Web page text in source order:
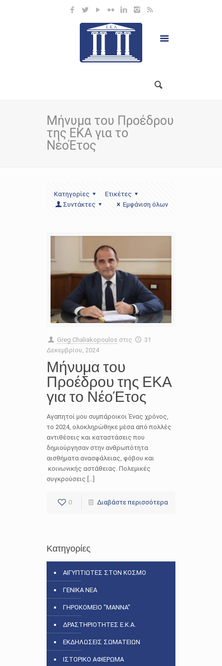
Μήνυμα του Προέδρου
της ΕΚΑ για το
ΝέοΈτος
Κατηγορίες
Ετικέτες
Συντάκτες
Εμφάνιση όλων
Greg Chaliakopoulos στις
31
Δεκεμβρίου, 2024
Μήνυμα του
Προέδρου της ΕΚΑ
για το ΝέοΈτος
Αγαπητοί μου συμπάροικοι Ένας χρόνος,
το 2024, ολοκληρώθηκε μέσα από πολλές
αντιθέσεις και καταστάσεις που
δημιούργησαν στην ανθρωπότητα
αισθήματα ανασφάλειας, φόβου και
κοινωνικής αστάθειας. Πολεμικές
συγκρούσεις […]
0 Διαβάστε περισσότερα
Κατηγορίες
ΑΙΓΥΠΤΙΩΤΕΣ ΣΤΟΝ ΚΟΣΜΟ
ΓΕΝΙΚΑ ΝΕΑ
ΓΗΡΟΚΟΜΕΙΟ "ΜΑΝΝΑ"
ΔΡΑΣΤΗΡΙΟΤΗΤΕΣ Ε.Κ.Α.
ΕΚΔΗΛΩΣΕΙΣ ΣΩΜΑΤΕΙΩΝ
ΙΣΤΟΡΙΚΟ ΑΦΙΕΡΩΜΑ